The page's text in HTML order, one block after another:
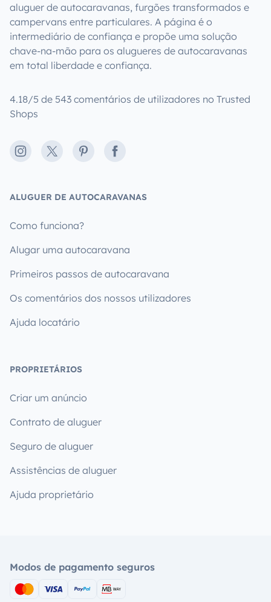
aluguer de autocaravanas, furgões transformados e
campervans entre particulares. A página é o
intermediário de confiança e propõe uma solução
chave-na-mão para os alugueres de autocaravanas
em total liberdade e confiança.
4.18/5 de 543 comentários de utilizadores no Trusted
Shops
Instagram
X PinterestFacebook
ALUGUER DE AUTOCARAVANAS
Como funciona?
Alugar uma autocaravana
Primeiros passos de autocaravana
Os comentários dos nossos utilizadores
Ajuda locatário
PROPRIETÁRIOS
Criar um anúncio
Contrato de aluguer
Seguro de aluguer
Assistências de aluguer
Ajuda proprietário
Modos de pagamento seguros